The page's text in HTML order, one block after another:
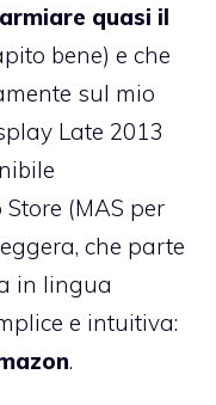
quasi il
bene) e che
sul mio
Late 2013
(MAS per
che parte
in lingua
e intuitiva:
.